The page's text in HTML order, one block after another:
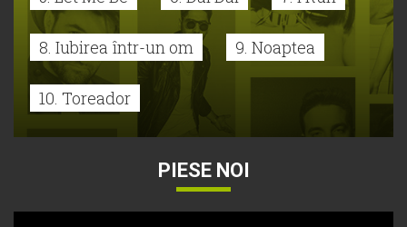
8. Iubirea într-un om 9. Noaptea
10. Toreador
PIESE NOI